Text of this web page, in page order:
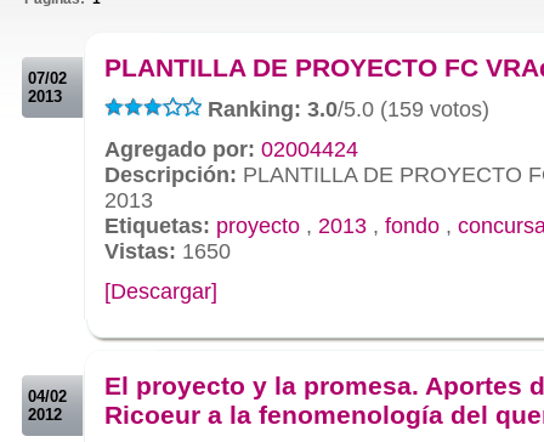
07/02
2013
PLANTILLA DE PROYECTO FC
Ranking: 3.0/5.0 (159 votos)
Agregado por: 02004424
Descripción: PLANTILLA DE PROYECTO
2013
Etiquetas: proyecto , 2013 , fondo ,
Vistas: 1650
[Descargar]
04/02
2012
El proyecto y la promesa. Aportes
Ricoeur a la fenomenología del